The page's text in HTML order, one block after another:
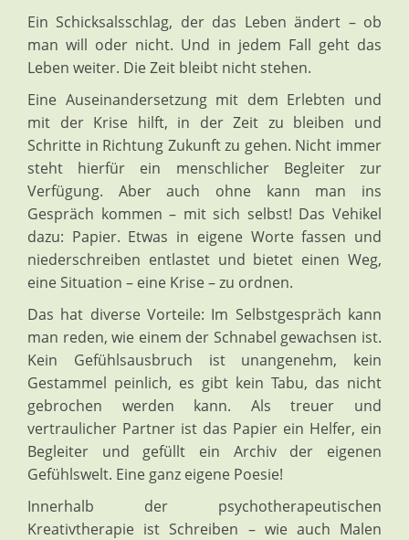
Ein Schicksalsschlag, der das Leben ändert – ob
man will oder nicht. Und in jedem Fall geht das
Leben weiter. Die Zeit bleibt nicht stehen.
Eine Auseinandersetzung mit dem Erlebten und
mit der Krise hilft, in der Zeit zu bleiben und
Schritte in Richtung Zukunft zu gehen. Nicht immer
steht hierfür ein menschlicher Begleiter zur
Verfügung. Aber auch ohne kann man ins
Gespräch kommen – mit sich selbst! Das Vehikel
dazu: Papier. Etwas in eigene Worte fassen und
niederschreiben entlastet und bietet einen Weg,
eine Situation – eine Krise – zu ordnen.
Das hat diverse Vorteile: Im Selbstgespräch kann
man reden, wie einem der Schnabel gewachsen ist.
Kein Gefühlsausbruch ist unangenehm, kein
Gestammel peinlich, es gibt kein Tabu, das nicht
gebrochen werden kann. Als treuer und
vertraulicher Partner ist das Papier ein Helfer, ein
Begleiter und gefüllt ein Archiv der eigenen
Gefühlswelt. Eine ganz eigene Poesie!
Innerhalb der psychotherapeutischen
Kreativtherapie ist Schreiben – wie auch Malen